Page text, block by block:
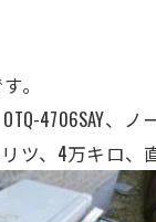
。
4706SAY、
ツ、4万キロ、